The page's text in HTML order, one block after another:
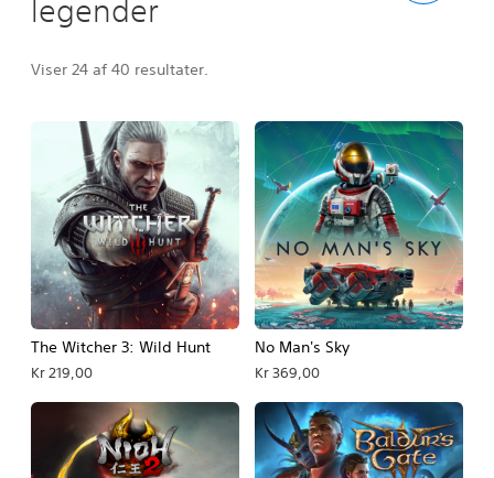
legender
Viser 24 af 40 resultater.
The Witcher 3: Wild Hunt
Kr 219,00
No Man's Sky
Kr 369,00